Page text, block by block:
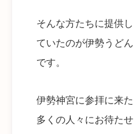
そんな方たちに提供し
ていたのが伊勢うどん
です。
伊勢神宮に参拝に来た
多くの人々にお待たせ